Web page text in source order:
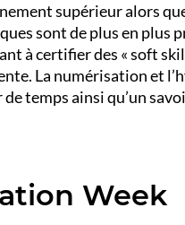
supérieur alors
sont de plus en plus
à certifier des « soft
La numérisation et
de temps ainsi qu’un
Week